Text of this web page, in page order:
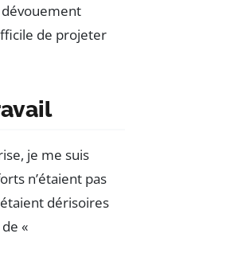
de projeter
je me suis
n’étaient pas
étaient dérisoires
«